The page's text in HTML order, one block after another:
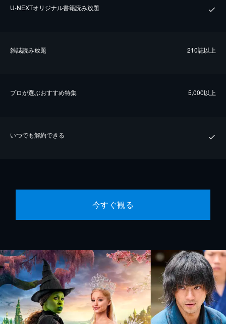
U-NEXTオリジナル書籍読み放題
雑誌読み放題 210誌以上
プロが選ぶおすすめ特集 5,000以上
いつでも解約できる
今すぐ観る